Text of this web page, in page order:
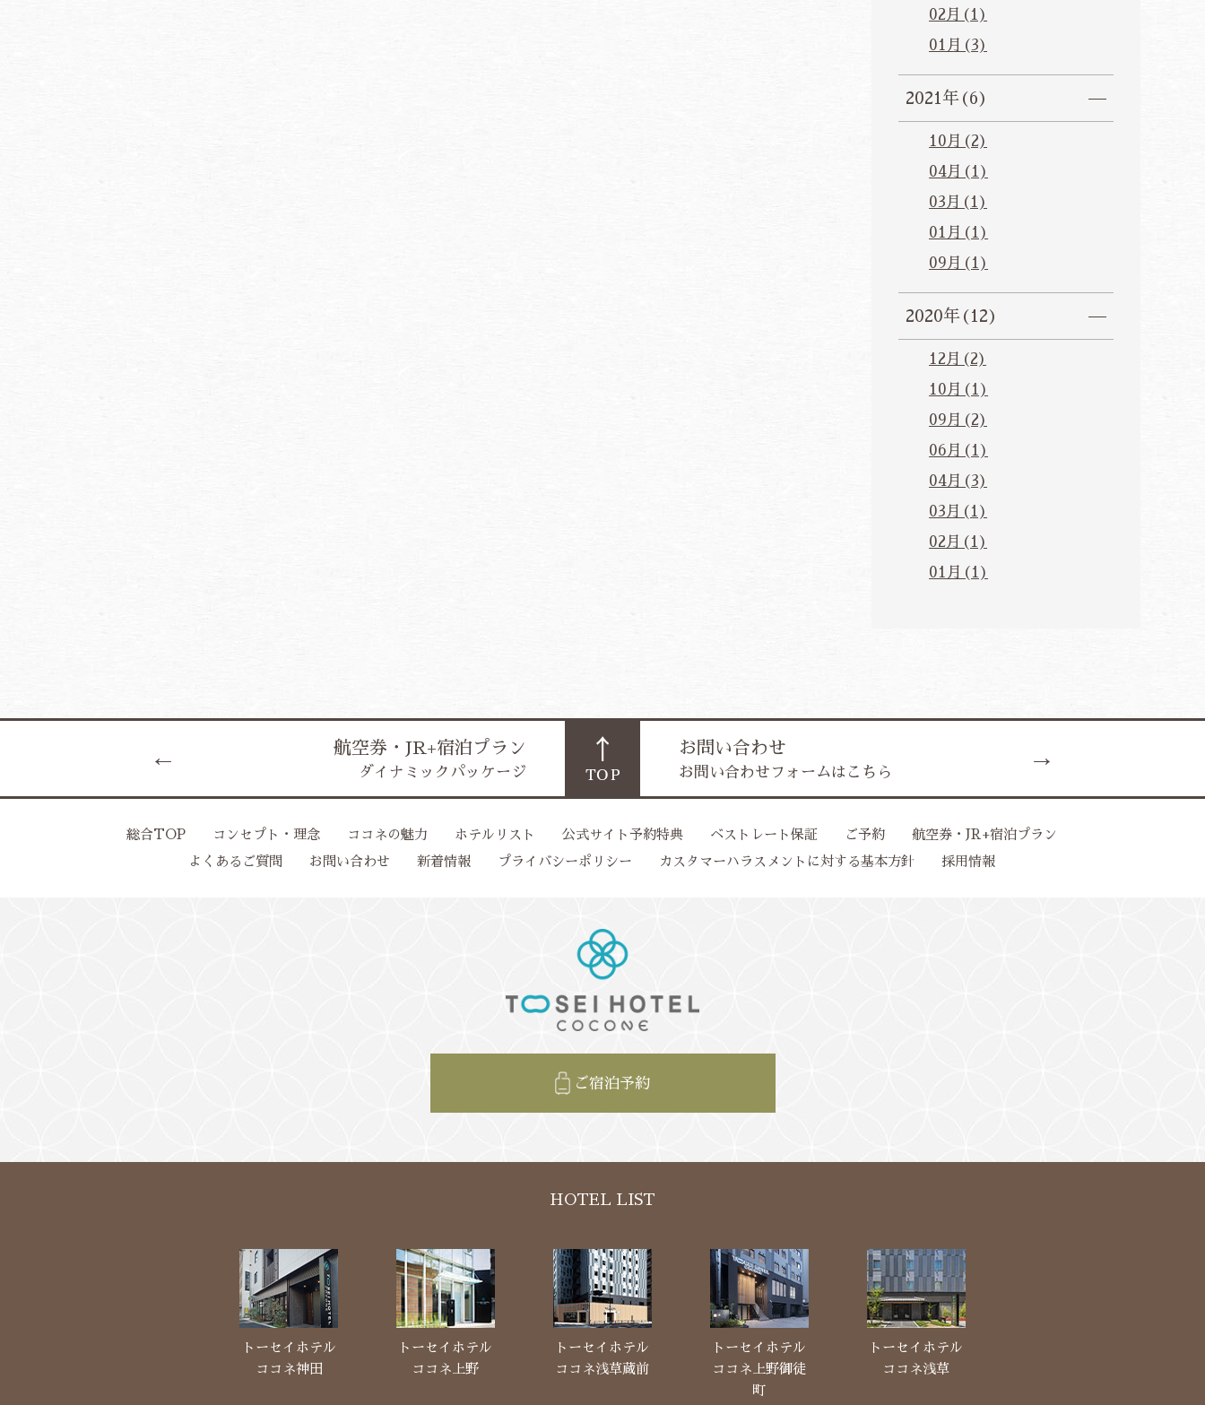
02月(1)
01月(3)
2021年(6)
10月(2)
04月(1)
03月(1)
01月(1)
09月(1)
2020年(12)
12月(2)
10月(1)
09月(2)
06月(1)
04月(3)
03月(1)
02月(1)
01月(1)
航空券・JR+宿泊プラン
ダイナミックパッケージ
お問い合わせ
お問い合わせフォームはこちら
総合TOP コンセプト・理念 ココネの魅力 ホテルリスト 公式サイト予約特典 ベストレート保証 ご予約
航空券・JR+宿泊プラン
よくあるご質問
お問い合わせ 新着情報 プライバシーポリシー カスタマーハラスメントに対する基本方針 採用情報
ご宿泊予約
HOTEL LIST
トーセイホテル
ココネ神田
トーセイホテル
ココネ上野
トーセイホテル
ココネ浅草蔵前
トーセイホテル
ココネ上野御徒
町
トーセイホテル
ココネ浅草